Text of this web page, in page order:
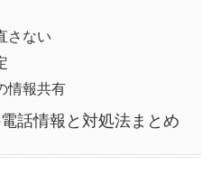
さない
情報共有
話情報と対処法まとめ